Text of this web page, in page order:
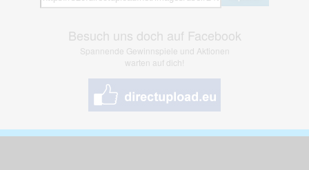
Besuch uns doch auf Facebook
Spannende Gewinnspiele und Aktionen
warten auf dich!